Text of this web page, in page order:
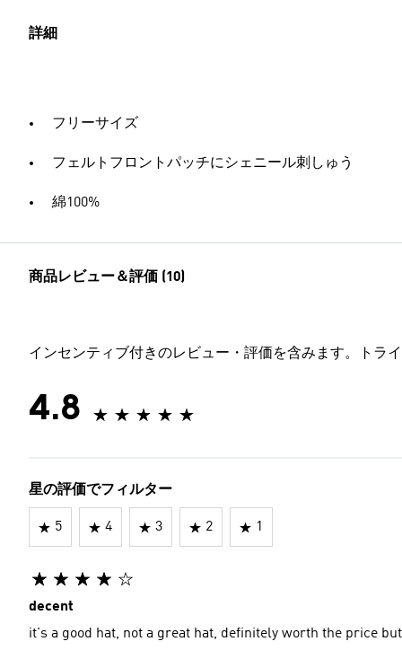
詳細
フリーサイズ
フェルトフロントパッチにシェニール刺しゅう
綿100%
商品レビュー＆評価 (10)
インセンティブ付きのレビュー・評価を含みます。トラ
4.8
星の評価でフィルター
5 4 3 2 1
decent
it's a good hat, not a great hat, definitely worth the price